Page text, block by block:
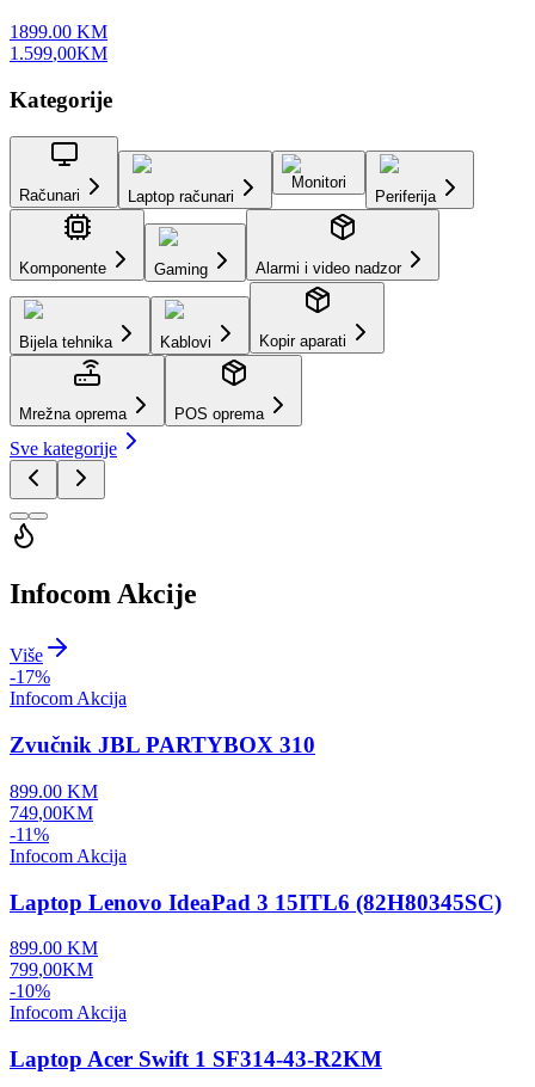
1899.00 KM
1.599,00KM
Kategorije
Računari Laptop računari
Monitori
Periferija
Komponente Gaming Alarmi i video nadzor
Bijela tehnika Kablovi Kopir aparati
Mrežna oprema POS oprema
Sve kategorije
Infocom Akcije
Više
-17%
Infocom Akcija
Zvučnik JBL PARTYBOX 310
899.00 KM
749,00KM
-11%
Infocom Akcija
Laptop Lenovo IdeaPad 3 15ITL6 (82H80345SC)
899.00 KM
799,00KM
-10%
Infocom Akcija
Laptop Acer Swift 1 SF314-43-R2KM